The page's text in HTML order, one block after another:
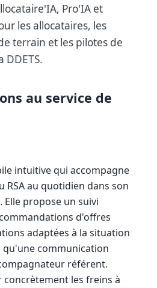
Pro'IA et
les allocataires, les
terrain et les pilotes de
DDETS.
au service de
intuitive qui accompagne
RSA au quotidien dans son
propose un suivi
d'offres
adaptées à la situation
qu'une communication
référent.
concrètement les freins à